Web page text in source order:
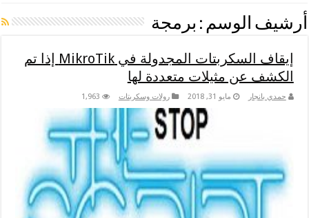
أرشيف الوسم : برمجة
إيقاف السكربتات المجدولة في MikroTik إذا تم
الكشف عن مثيلات متعددة لها
حمدي بانجار مايو 31, 2018 رولات وسكربتات 1,963